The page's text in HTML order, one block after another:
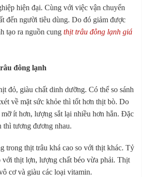
hiện đại. Cùng với việc vận chuyển
đến người tiêu dùng. Do đó giảm được
tạo ra nguồn cung thịt trâu đông lạnh giá
đông lạnh
đỏ, giàu chất dinh dưỡng. Có thể so sánh
về mặt sức khỏe thì tốt hơn thịt bò. Do
ít hơn, lượng sắt lại nhiều hơn hẳn. Đặc
thì tương đương nhau.
trong thịt trâu khá cao so với thịt khác. Tỷ
với thịt lợn, lượng chất béo vừa phải. Thịt
cơ và giàu các loại vitamin.